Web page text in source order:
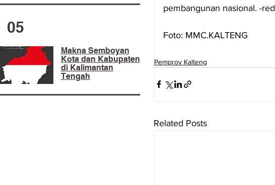
05
Makna Semboyan
Kota dan Kabupaten
di Kalimantan
Tengah
pembangunan nasional. -red
Foto: MMC.KALTENG
Pemprov Kalteng
Related Posts